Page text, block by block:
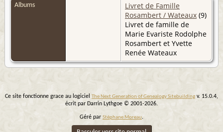
Albums
Livret de Famille
Rosambert / Wateaux (9)
Livret de famille de
Marie Evariste Rodolphe
Rosambert et Yvette
Renée Wateaux
Ce site fonctionne grace au logiciel The Next Generation of Genealogy Sitebuilding v. 15.0.4,
écrit par Darrin Lythgoe © 2001-2026.
Géré par Stéphane Moreau.